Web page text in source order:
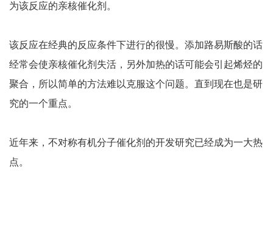
为该反应的亲核催化剂。
该反应在经典的反应条件下进行的很慢。添加路易斯酸的话
经常会使亲核催化剂失活，另外加热的话可能会引起烯烃的
聚合，所以简单的方法难以克服这个问题。直到现在也是研
究的一个重点。
近年来，不对称有机分子催化剂的开发研究已经成为一大热
点。